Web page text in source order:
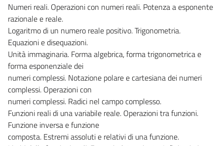
Numeri reali. Operazioni con numeri reali. Potenza a esponente
razionale e reale.
Logaritmo di un numero reale positivo. Trigonometria.
Equazioni e disequazioni.
Unità immaginaria. Forma algebrica, forma trigonometrica e
forma esponenziale dei
numeri complessi. Notazione polare e cartesiana dei numeri
complessi. Operazioni con
numeri complessi. Radici nel campo complesso.
Funzioni reali di una variabile reale. Operazioni tra funzioni.
Funzione inversa e funzione
composta. Estremi assoluti e relativi di una funzione.